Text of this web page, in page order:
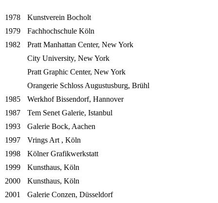
1978
Kunstverein Bocholt
1979
Fachhochschule Köln
1982
Pratt Manhattan Center, New York
City University, New York
Pratt Graphic Center, New York
Orangerie Schloss Augustusburg, Brühl
1985
Werkhof Bissendorf, Hannover
1987
Tem Senet Galerie, Istanbul
1993
Galerie Bock, Aachen
1997
Vrings Art , Köln
1998
Kölner Grafikwerkstatt
1999
Kunsthaus, Köln
2000
Kunsthaus, Köln
2001
Galerie Conzen, Düsseldorf